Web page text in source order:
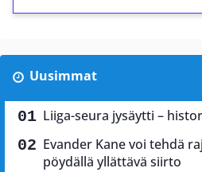
Uusimmat
Liiga-seura jysäytti –
Evander Kane voi tehdä
pöydällä yllättävä siirto